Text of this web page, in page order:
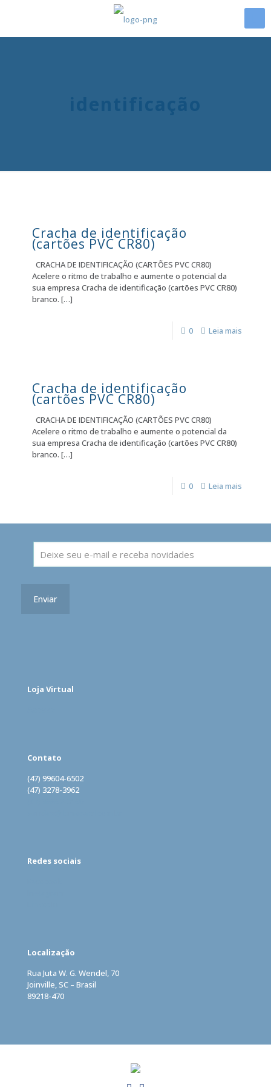
Cracha de identificação
(cartões PVC CR80)
CRACHA DE IDENTIFICAÇÃO (CARTÕES PVC CR80)
Acelere o ritmo de trabalho e aumente o potencial da
sua empresa Cracha de identificação (cartões PVC CR80)
branco. […]
0 Leia mais
Cracha de identificação
(cartões PVC CR80)
CRACHA DE IDENTIFICAÇÃO (CARTÕES PVC CR80)
Acelere o ritmo de trabalho e aumente o potencial da
sua empresa Cracha de identificação (cartões PVC CR80)
branco. […]
0 Leia mais
Loja Virtual
Contato
(47) 99604-6502
(47) 3278-3962
Redes sociais
Localização
Rua Juta W. G. Wendel, 70
Joinville, SC – Brasil
89218-470